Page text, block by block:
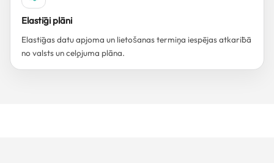
Elastīgi plāni
Elastīgas datu apjoma un lietošanas termiņa iespējas atkarībā
no valsts un ceļojuma plāna.